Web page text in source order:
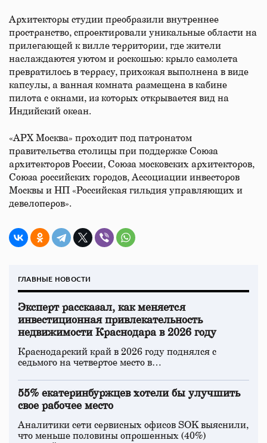
Архитекторы студии преобразили внутреннее
пространство, спроектировали уникальные области на
прилегающей к вилле территории, где жители
наслаждаются уютом и роскошью: крыло самолета
превратилось в террасу, прихожая выполнена в виде
капсулы, а ванная комната размещена в кабине
пилота с окнами, из которых открывается вид на
Индийский океан.
«АРХ Москва» проходит под патронатом
правительства столицы при поддержке Союза
архитекторов России, Союза московских архитекторов,
Союза российских городов, Ассоциации инвесторов
Москвы и НП «Российская гильдия управляющих и
девелоперов».
ГЛАВНЫЕ НОВОСТИ
Эксперт рассказал, как меняется
инвестиционная привлекательность
недвижимости Краснодара в 2026 году
Краснодарский край в 2026 году поднялся с
седьмого на четвертое место в…
55% екатеринбуржцев хотели бы улучшить
свое рабочее место
Аналитики сети сервисных офисов SOK выяснили,
что меньше половины опрошенных (40%)